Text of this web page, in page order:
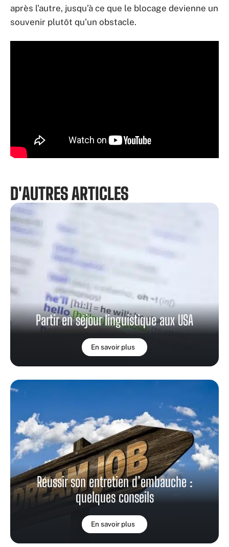
après l’autre, jusqu’à ce que le blocage devienne un
souvenir plutôt qu’un obstacle.
D'AUTRES ARTICLES
Partir en séjour linguistique aux USA
En savoir plus
Réussir son entretien d’embauche :
quelques conseils
En savoir plus